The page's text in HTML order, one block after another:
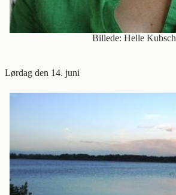
Billede: Helle Kubsch
Lørdag den 14. juni